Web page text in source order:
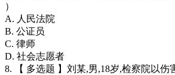
）
A. 人民法院
B. 公证员
C. 律师
D. 社会志愿者
8. 【 多选题 】刘某,男,18岁,检察院以伤